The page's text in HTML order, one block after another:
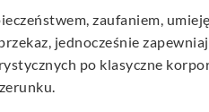
zaufaniem,
jednocześnie
po klasyczne